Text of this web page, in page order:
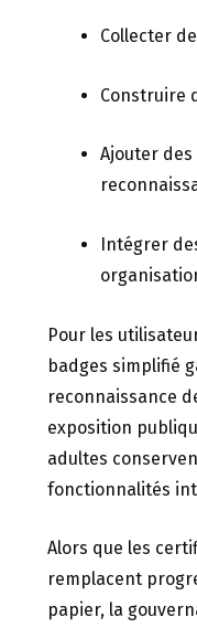
Collecter
Construire
Ajouter
Intégrer
Pour les
badges simplifié
reconnaissance
exposition
adultes
fonctionnalités
Alors que les
remplacent
papier, la